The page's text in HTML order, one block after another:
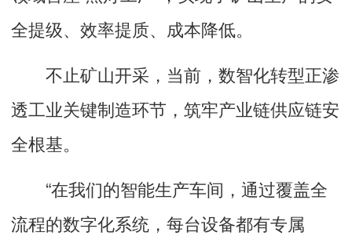
全提级、效率提质、成本降低。
不止矿山开采，当前，数智化转型正渗
透工业关键制造环节，筑牢产业链供应链安
全根基。
“在我们的智能生产车间，通过覆盖全
流程的数字化系统，每台设备都有专属